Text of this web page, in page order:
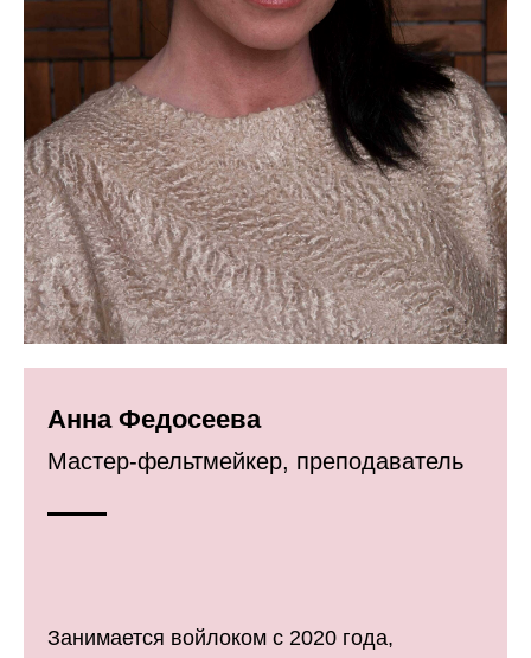
Анна Федосеева
Мастер-фельтмейкер, преподаватель
Занимается войлоком с 2020 года,